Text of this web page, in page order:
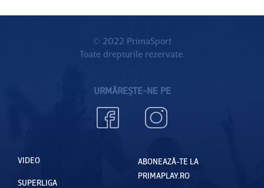
© 2022 PrimaSport
Toate drepturile rezervate.
URMĂREȘTE-NE PE
VIDEO
SUPERLIGA
ABONEAZĂ-TE LA
PRIMAPLAY.RO